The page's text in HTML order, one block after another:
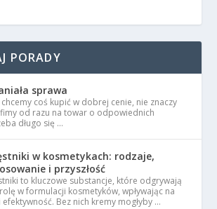
PORADY
sprawa
coś kupić w dobrej cenie, nie znaczy
od razu na towar o odpowiednich
długo się …
w kosmetykach: rodzaje,
i przyszłość
to kluczowe substancje, które odgrywają
w formulacji kosmetyków, wpływając na
Bez nich kremy mogłyby …